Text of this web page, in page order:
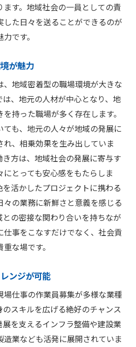
トワークの築き方
交渉のコツ
で魅力をアピール
明会に参加する
千葉県山武市現場仕事でスキ
得られる具体的なスキル
支援制度を活用する
ャンスを活かす
から学べる環境
成長のステップ
プを目指す方法
事安定した正社員の道を開く
の安定した将来
リアプランの構築
機会を活かす
管理職への道
バランスを保つ
で作業員募集が熱い理由
す。地域社会の一員としての責
た日々を送ることができるのが
です。
が魅力
、地域密着型の職場環境が大きな
、地元の人材が中心となり、地
持った職場が多く存在します。
も、地元の人々が地域の発展に
、相乗効果を生み出していま
方は、地域社会の発展に寄与す
とっても安心感をもたらしま
活かしたプロジェクトに携わる
々の業務に新鮮さと意義を感じる
との密接な関わり合いを持ちなが
仕事をこなすだけでなく、社会貢
な場です。
ンジが可能
仕事の作業員募集が多様な業種
スキルを広げる絶好のチャンス
を支えるインフラ整備や建設業
造業なども活発に展開されていま